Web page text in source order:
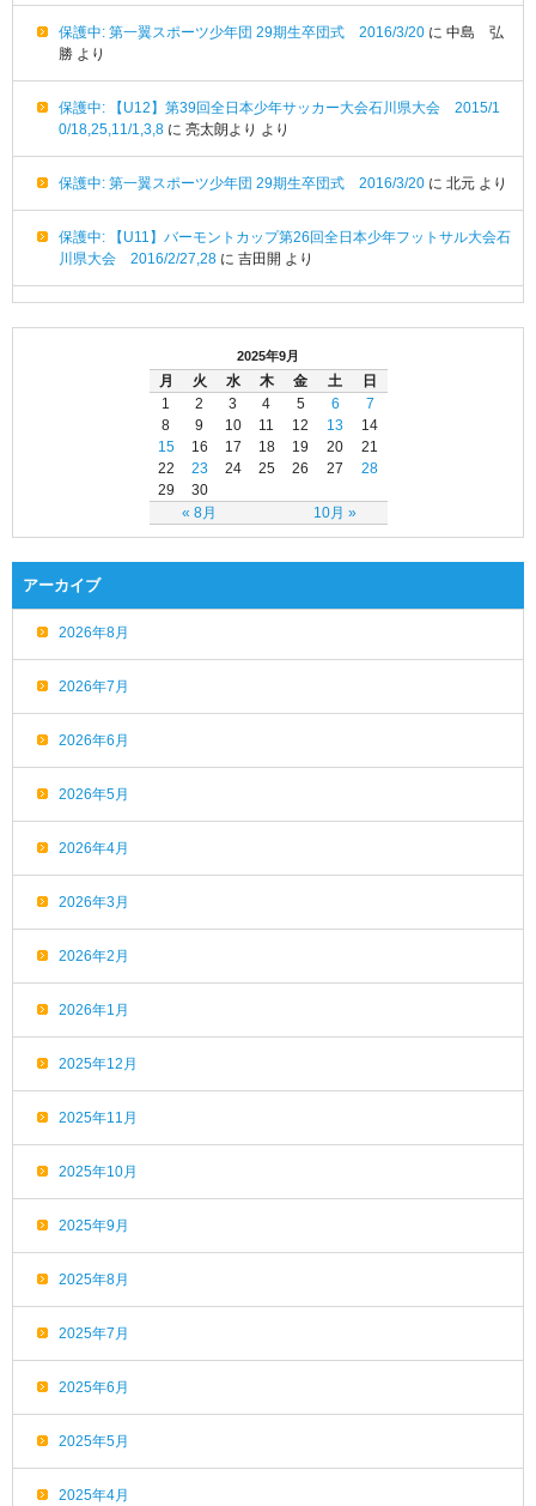
保護中: 第一翼スポーツ少年団 29期生卒団式 2016/3/20 に 中島 弘
勝 より
保護中: 【U12】第39回全日本少年サッカー大会石川県大会 2015/1
0/18,25,11/1,3,8 に 亮太朗より より
保護中: 第一翼スポーツ少年団 29期生卒団式 2016/3/20 に 北元 より
保護中: 【U11】バーモントカップ第26回全日本少年フットサル大会石
川県大会 2016/2/27,28 に 吉田開 より
2025年9月
月 火 水 木 金 土 日
« 8月 10月 »
1 2 3 4 5 6
7
8
9 10 11 12 13
14
15
16 17 18 19 20
21
22
23 24 25 26 27
28
29
30
アーカイブ
2026年8月
2026年7月
2026年6月
2026年5月
2026年4月
2026年3月
2026年2月
2026年1月
2025年12月
2025年11月
2025年10月
2025年9月
2025年8月
2025年7月
2025年6月
2025年5月
2025年4月